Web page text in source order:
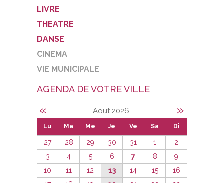
LIVRE
THEATRE
DANSE
CINEMA
VIE MUNICIPALE
AGENDA DE VOTRE VILLE
« Aout 2026 »
Lu Ma Me Je Ve Sa Di
27 28 29 30 31 1
2
3
4 5 6 7 8
9
10
11 12 13 14 15
16